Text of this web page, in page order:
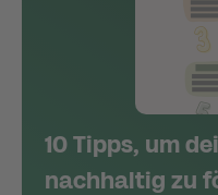
10 Tipps, um
nachhaltig zu